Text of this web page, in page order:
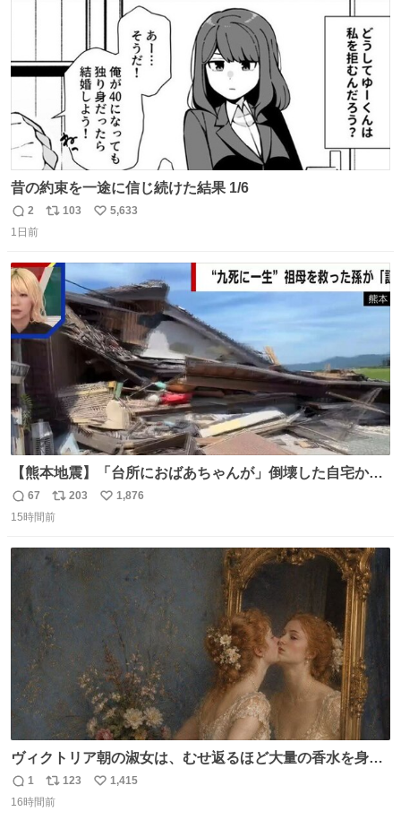
昔の約束を一途に信じ続けた結果 1/6
返
信
2
リ
ト
数
103
い
数
5,633
1日前
【熊本地震】「台所におばあちゃんが」倒壊した自宅から
孫が救出 地震発生時、台所で夕食の準備をしていた祖母の
「助けて」という声。祖母を背負い、助け出した孫が「命
返
信
67
リ
ポ
ト
203
い
1,876
15時間前
ヴィクトリア朝の淑女は、むせ返るほど大量の香水を身に
つけるものではないとされていた。それでも香水は、髪や
肌の手入れと同じくらい、ヴィクトリア朝の女性達の美容
返
信
1
リ
ポ
123
い
1,415
16時間前